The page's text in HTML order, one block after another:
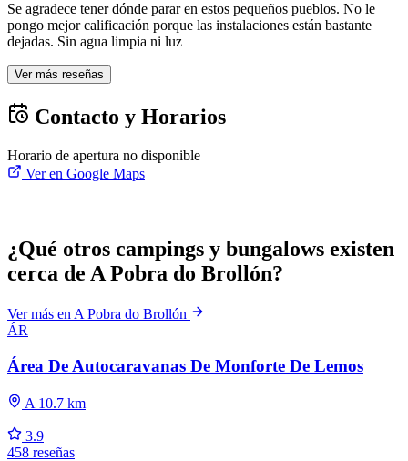
Se agradece tener dónde parar en estos pequeños pueblos. No le
pongo mejor calificación porque las instalaciones están bastante
dejadas. Sin agua limpia ni luz
Ver más reseñas
Contacto y Horarios
Horario de apertura no disponible
Ver en Google Maps
¿Qué otros campings y bungalows existen
cerca de A Pobra do Brollón?
Ver más en A Pobra do Brollón
ÁR
Área De Autocaravanas De Monforte De Lemos
A 10.7 km
3.9
458 reseñas